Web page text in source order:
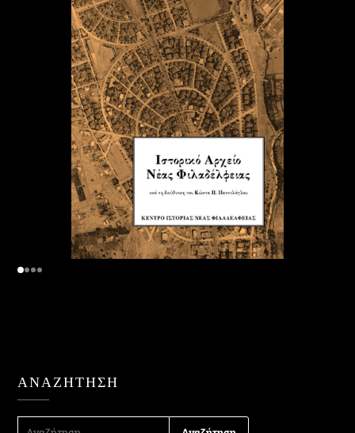
ΑΝΑΖΉΤΗΣΗ
ΑΝΑΖΉΤΗΣΗ